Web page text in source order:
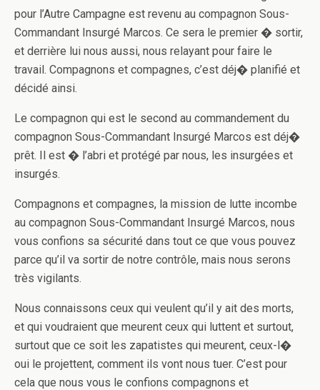
pour l’Autre Campagne est revenu au compagnon Sous-
Commandant Insurgé Marcos. Ce sera le premier � sortir,
et derrière lui nous aussi, nous relayant pour faire le
travail. Compagnons et compagnes, c’est déj� planifié et
décidé ainsi.
Le compagnon qui est le second au commandement du
compagnon Sous-Commandant Insurgé Marcos est déj�
prêt. Il est � l’abri et protégé par nous, les insurgées et
insurgés.
Compagnons et compagnes, la mission de lutte incombe
au compagnon Sous-Commandant Insurgé Marcos, nous
vous confions sa sécurité dans tout ce que vous pouvez
parce qu’il va sortir de notre contrôle, mais nous serons
très vigilants.
Nous connaissons ceux qui veulent qu’il y ait des morts,
et qui voudraient que meurent ceux qui luttent et surtout,
surtout que ce soit les zapatistes qui meurent, ceux-l�
oui le projettent, comment ils vont nous tuer. C’est pour
cela que nous vous le confions compagnons et